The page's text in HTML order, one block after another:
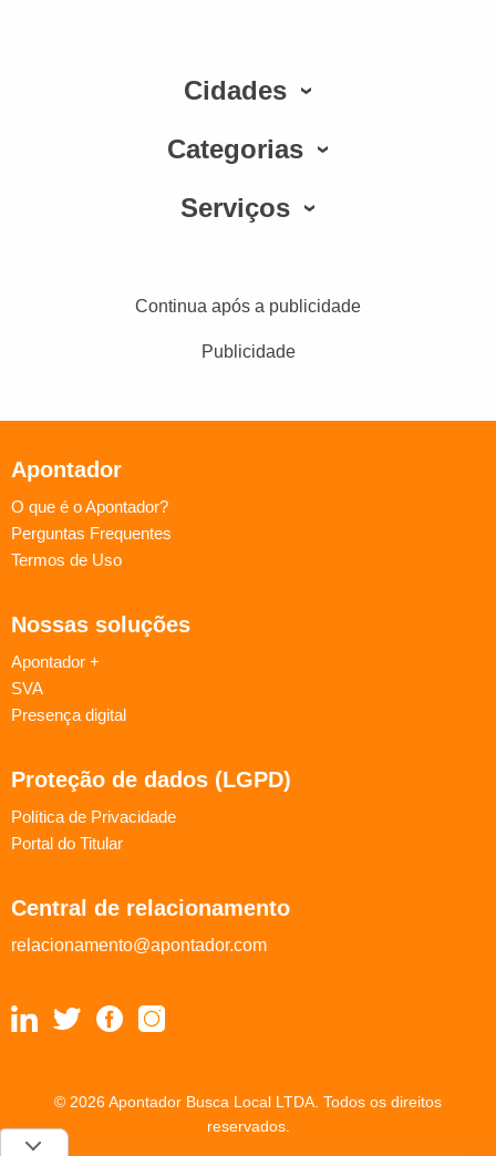
Cidades
Categorias
Serviços
Continua após a publicidade
Publicidade
Apontador
O que é o Apontador?
Perguntas Frequentes
Termos de Uso
Nossas soluções
Apontador +
SVA
Presença digital
Proteção de dados (LGPD)
Política de Privacidade
Portal do Titular
Central de relacionamento
relacionamento@apontador.com
© 2026 Apontador Busca Local LTDA. Todos os direitos
reservados.